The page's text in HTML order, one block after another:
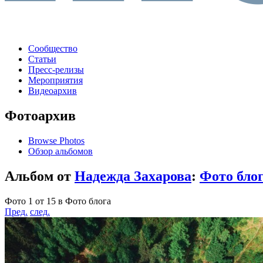
Сообщество
Статьи
Пресс-релизы
Мероприятия
Видеоархив
Фотоархив
Browse Photos
Обзор альбомов
Альбом от Надежда Захарова: Фото
Фото 1 от 15 в Фото блога
Пред. след.